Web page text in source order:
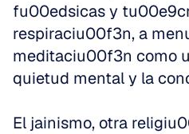
fu00edsicas y
respiraciu00f3n, a
meditaciu00f3n como
quietud mental y la
El jainismo, otra